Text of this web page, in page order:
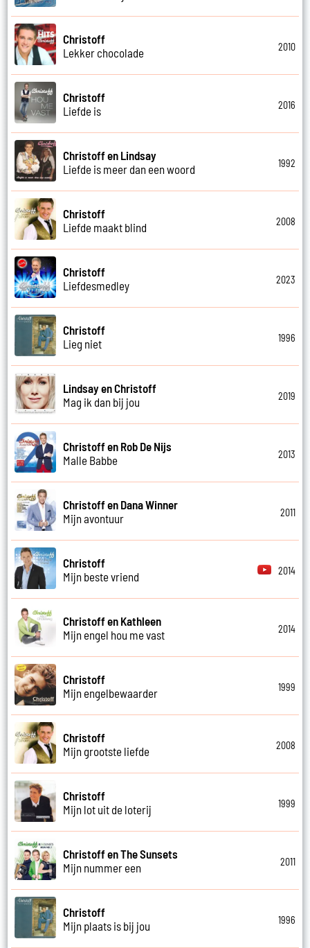
Christoff
Lekker chocolade
2010
Christoff
Liefde is
2016
Christoff en Lindsay
Liefde is meer dan een woord
1992
Christoff
Liefde maakt blind
2008
Christoff
Liefdesmedley
2023
Christoff
Lieg niet
1996
Lindsay en Christoff
Mag ik dan bij jou
2019
Christoff en Rob De Nijs
Malle Babbe
2013
Christoff en Dana Winner
Mijn avontuur
2011
Christoff
Mijn beste vriend
2014
Christoff en Kathleen
Mijn engel hou me vast
2014
Christoff
Mijn engelbewaarder
1999
Christoff
Mijn grootste liefde
2008
Christoff
Mijn lot uit de loterij
1999
Christoff en The Sunsets
Mijn nummer een
2011
Christoff
Mijn plaats is bij jou
1996